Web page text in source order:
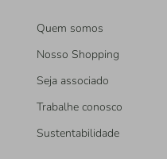
Quem somos
Nosso Shopping
Seja associado
Trabalhe conosco
Sustentabilidade